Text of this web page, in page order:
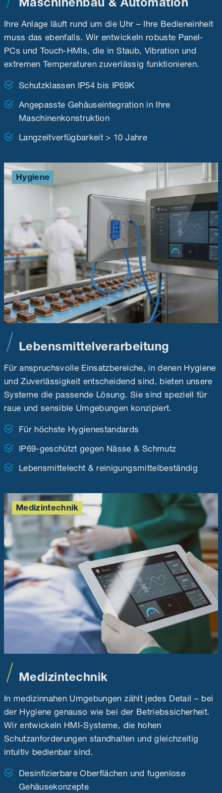
Ihre Anlage läuft rund um die Uhr – Ihre Bedieneinheit
muss das ebenfalls. Wir entwickeln robuste Panel-
PCs und Touch-HMIs, die in Staub, Vibration und
extremen Temperaturen zuverlässig funktionieren.
Schutzklassen IP54 bis IP69K
Angepasste Gehäuseintegration in Ihre
Maschinenkonstruktion
Langzeitverfügbarkeit > 10 Jahre
Hygiene
Lebensmittelverarbeitung
Für anspruchsvolle Einsatzbereiche, in denen Hygiene
und Zuverlässigkeit entscheidend sind, bieten unsere
Systeme die passende Lösung. Sie sind speziell für
raue und sensible Umgebungen konzipiert.
Für höchste Hygienestandards
IP69-geschützt gegen Nässe & Schmutz
Lebensmittelecht & reinigungsmittelbeständig
Medizintechnik
Medizintechnik
In medizinnahen Umgebungen zählt jedes Detail – bei
der Hygiene genauso wie bei der Betriebssicherheit.
Wir entwickeln HMI-Systeme, die hohen
Schutzanforderungen standhalten und gleichzeitig
intuitiv bedienbar sind.
Desinfizierbare Oberflächen und fugenlose
Gehäusekonzepte